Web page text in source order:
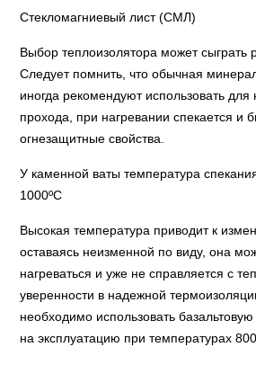
Стекломагниевый лист (СМЛ)
Выбор теплоизолятора может
Следует помнить, что обычная
иногда рекомендуют использовать для
прохода, при нагревании спекается и
огнезащитные свойства.
У каменной ваты температура
1000ºС
Высокая температура приводит к
оставаясь неизменной по виду, она
нагреваться и уже не справляется с
уверенности в надежной
необходимо использовать
на эксплуатацию при температурах